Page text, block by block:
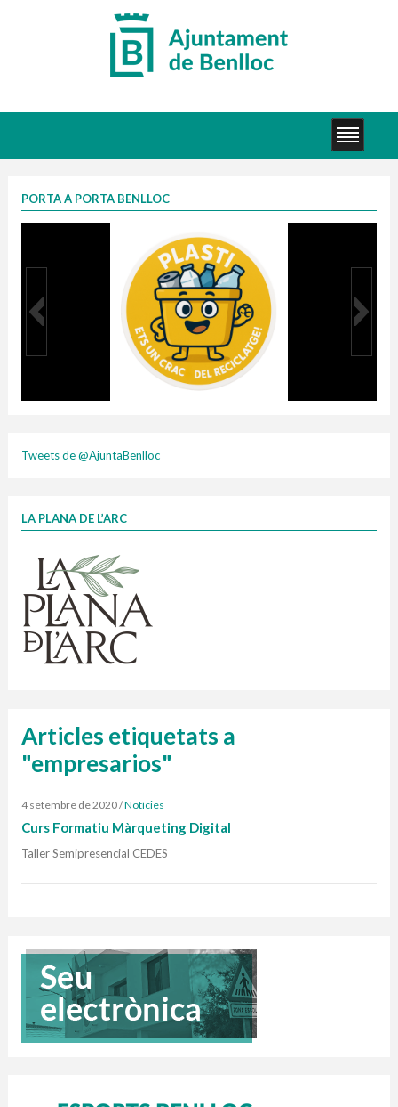
PORTA A PORTA BENLLOC
1 contenidors intel·ligents
Finançat per la Unió Europea – NextGenerationEU
Tweets de @AjuntaBenlloc
LA PLANA DE L’ARC
Articles etiquetats a
"empresarios"
4 setembre de 2020/Notícies
Curs Formatiu Màrqueting Digital
Taller Semipresencial CEDES